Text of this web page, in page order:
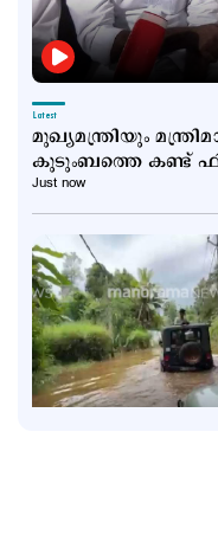
Latest
മുഖ്യമന്ത്രിയും
കുടുംബത്തെ കണ്ട്
Just now